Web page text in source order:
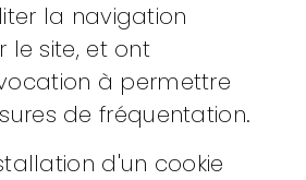
la navigation
le site, et ont
à permettre
de fréquentation.
d'un cookie